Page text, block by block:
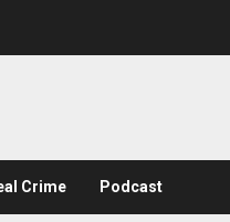
Crime Podcast